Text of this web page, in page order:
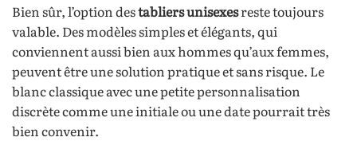
Bien sûr, l’option destabliers unisexesreste toujours
valable. Des modèles simples et élégants, qui
conviennent aussi bien aux hommes qu’aux femmes,
peuvent être une solution pratique et sans risque. Le
blanc classique avec une petite personnalisation
discrète comme une initiale ou une date pourrait très
bien convenir.